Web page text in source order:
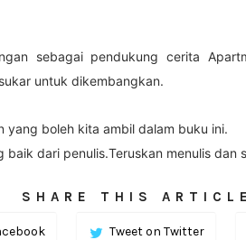
sebagai pendukung cerita
untuk dikembangkan.
yang boleh kita ambil dalam buku ini.
dari penulis.Teruskan menulis dan
SHARE THIS ARTICLE
Tweet on Twitter